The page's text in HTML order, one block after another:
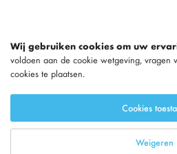
Wij gebruiken cookies om uw
voldoen aan de cookie wetgeving, vragen
cookies te plaatsen.
Cookies
Weigeren